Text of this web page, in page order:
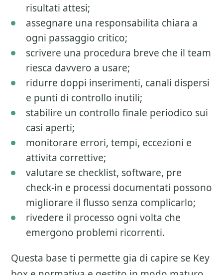
risultati attesi;
assegnare una responsabilita chiara a
ogni passaggio critico;
scrivere una procedura breve che il team
riesca davvero a usare;
ridurre doppi inserimenti, canali dispersi
e punti di controllo inutili;
stabilire un controllo finale periodico sui
casi aperti;
monitorare errori, tempi, eccezioni e
attivita correttive;
valutare se checklist, software, pre
check-in e processi documentati possono
migliorare il flusso senza complicarlo;
rivedere il processo ogni volta che
emergono problemi ricorrenti.
Questa base ti permette gia di capire se Key